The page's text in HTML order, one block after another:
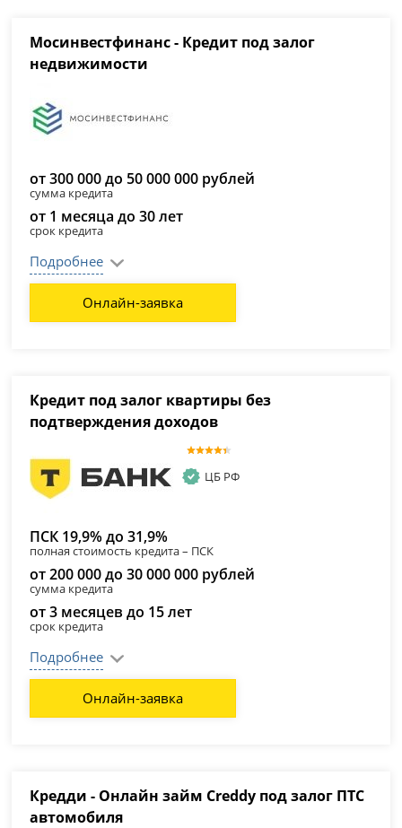
Мосинвестфинанс - Кредит под залог
недвижимости
от 300 000 до 50 000 000 рублей
сумма кредита
от 1 месяца до 30 лет
срок кредита
Подробнее
Онлайн-заявка
Кредит под залог квартиры без
подтверждения доходов
ЦБ РФ
ПСК 19,9% до 31,9%
полная стоимость кредита – ПСК
от 200 000 до 30 000 000 рублей
сумма кредита
от 3 месяцев до 15 лет
срок кредита
Подробнее
Онлайн-заявка
Кредди - Онлайн займ Creddy под залог ПТС
автомобиля